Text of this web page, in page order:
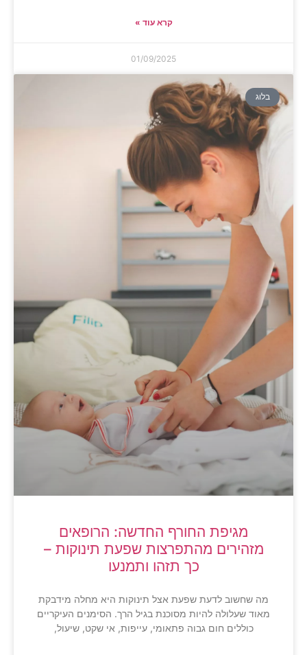
קרא עוד »
01/09/2025
בלוג
מגיפת החורף החדשה: הרופאים
מזהירים מהתפרצות שפעת תינוקות –
כך תזהו ותמנעו
מה שחשוב לדעת שפעת אצל תינוקות היא מחלה מידבקת
מאוד שעלולה להיות מסוכנת בגיל הרך. הסימנים העיקריים
כוללים חום גבוה פתאומי, עייפות, אי שקט, שיעול,